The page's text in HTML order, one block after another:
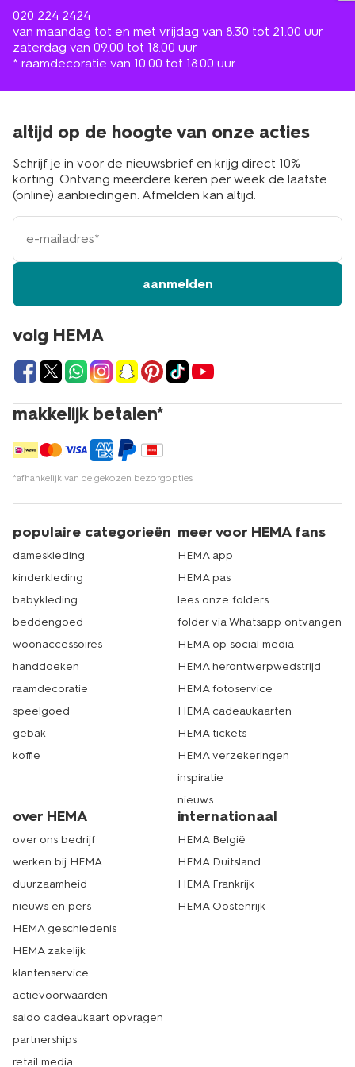
020 224 2424
van maandag tot en met vrijdag van 8.30 tot 21.00 uur
zaterdag van 09.00 tot 18.00 uur
* raamdecoratie van 10.00 tot 18.00 uur
volg HEMA
makkelijk betalen*
*afhankelijk van de gekozen bezorgopties
altijd op de hoogte van onze acties
Schrijf je in voor de nieuwsbrief en krijg direct 10%
korting. Ontvang meerdere keren per week de laatste
(online) aanbiedingen. Afmelden kan altijd.
e-
mailadres
aanmelden
populaire categorieën
dameskleding
kinderkleding
babykleding
beddengoed
woonaccessoires
handdoeken
raamdecoratie
speelgoed
gebak
koffie
meer voor HEMA fans
HEMA app
HEMA pas
lees onze folders
folder via Whatsapp ontvangen
HEMA op social media
HEMA herontwerpwedstrijd
HEMA fotoservice
HEMA cadeaukaarten
HEMA tickets
HEMA verzekeringen
inspiratie
nieuws
over HEMA
over ons bedrijf
werken bij HEMA
duurzaamheid
nieuws en pers
HEMA geschiedenis
HEMA zakelijk
klantenservice
actievoorwaarden
saldo cadeaukaart opvragen
partnerships
retail media
internationaal
HEMA België
HEMA Duitsland
HEMA Frankrijk
HEMA Oostenrijk